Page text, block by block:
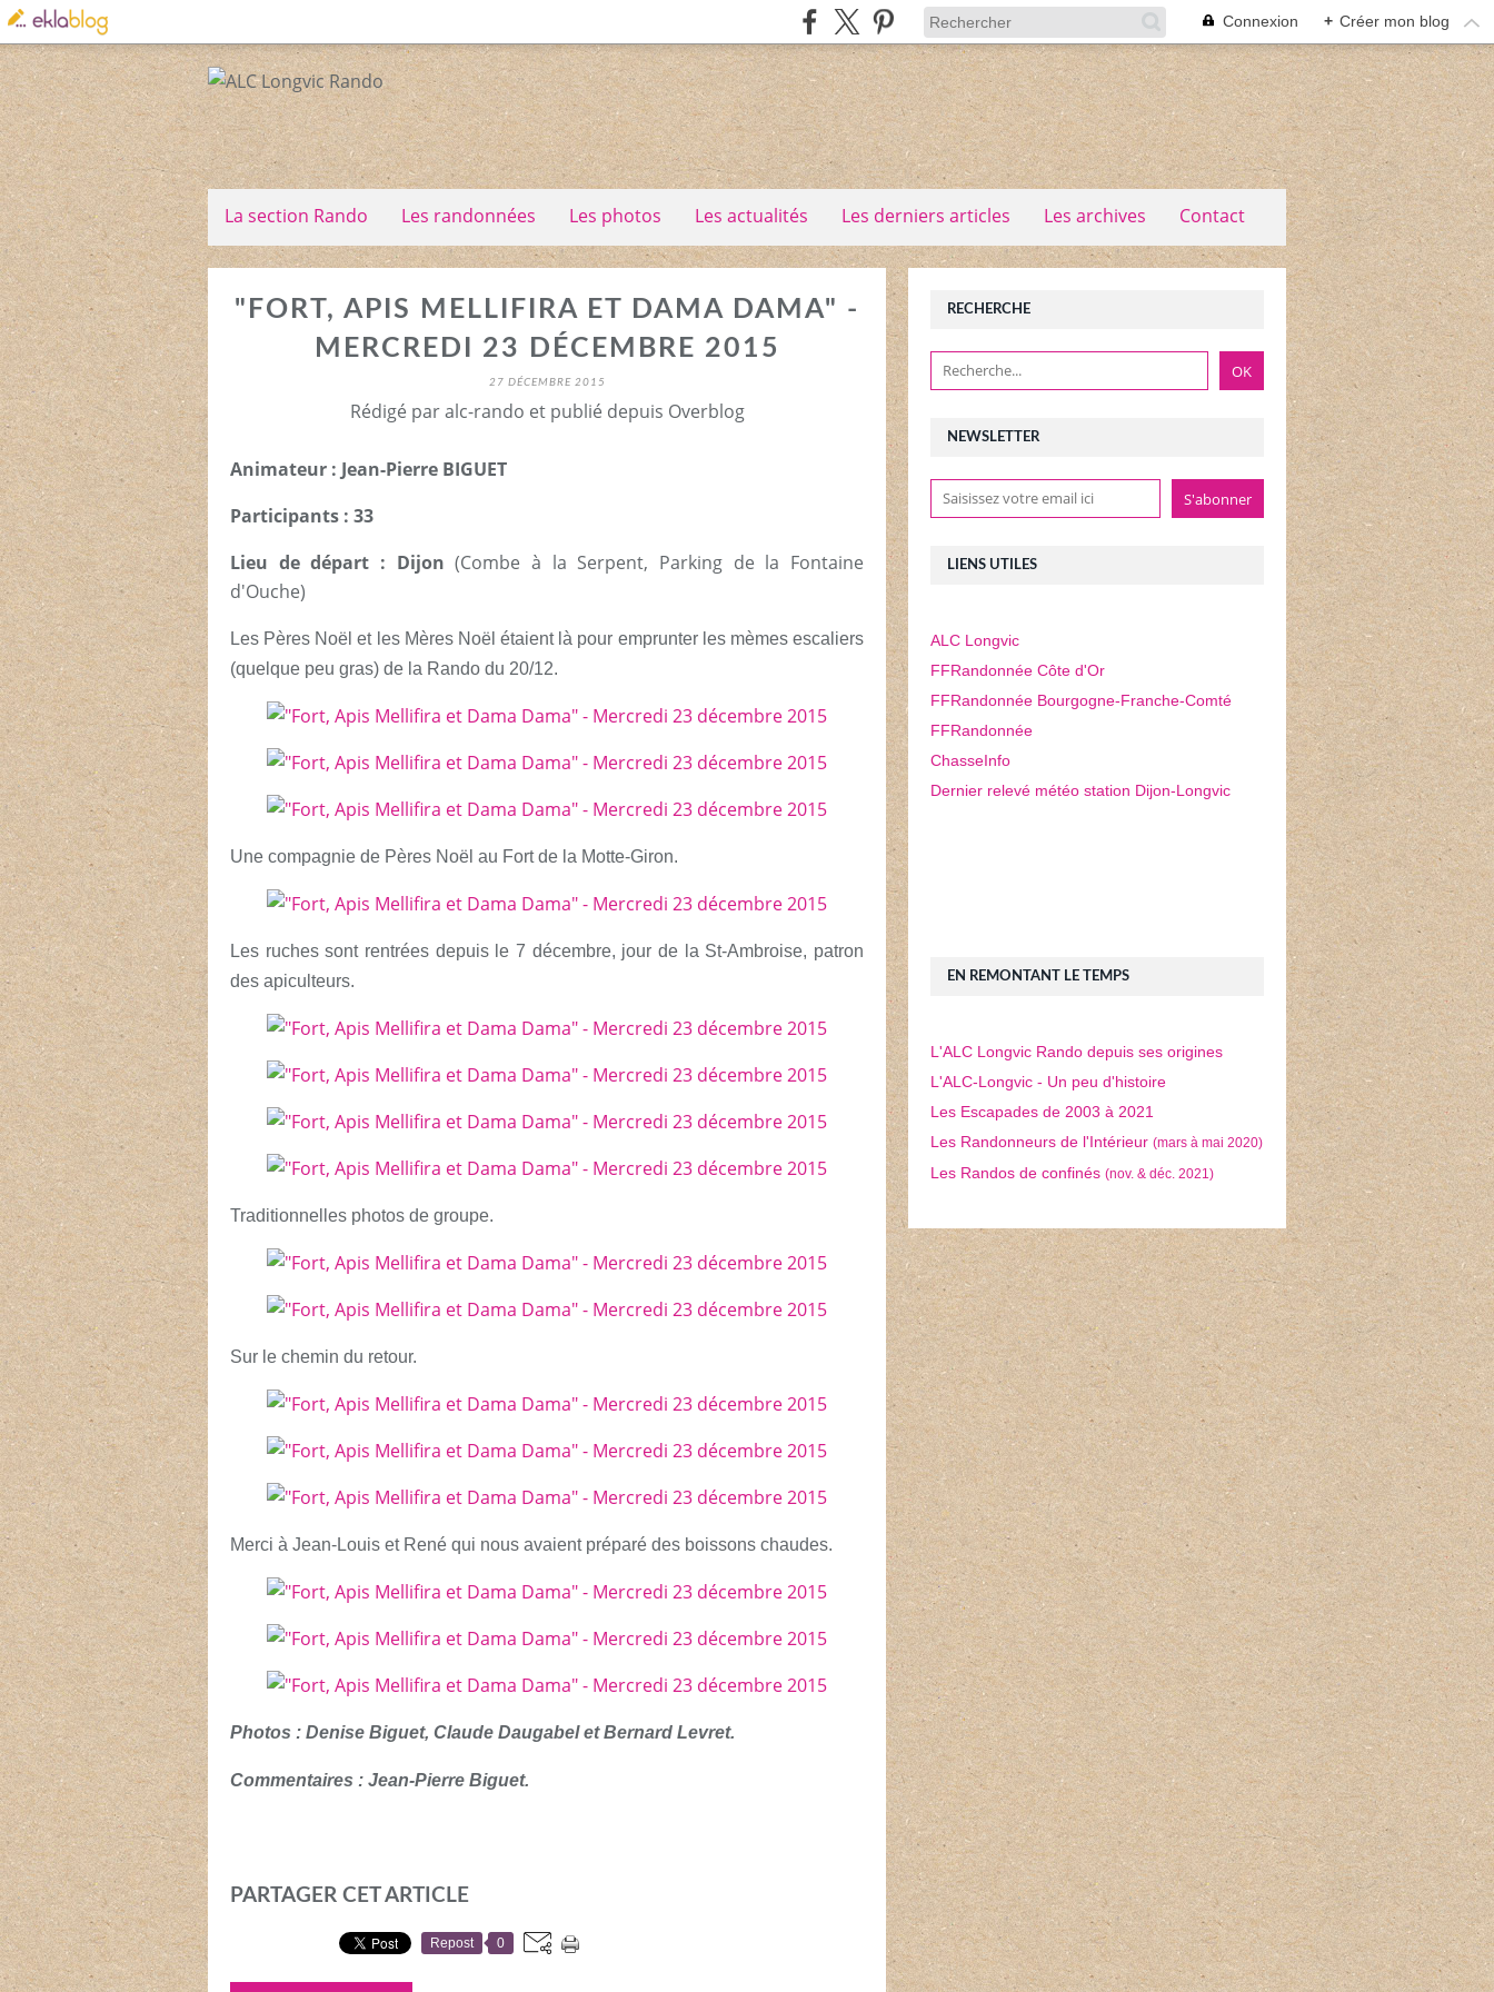
Connexion + Créer mon blog
La section Rando Les randonnées Les photos Les actualités Les derniers articles Les archives Contact
"FORT, APIS MELLIFIRA ET DAMA DAMA" -
MERCREDI 23 DÉCEMBRE 2015
27 DÉCEMBRE 2015
Rédigé par alc-rando et publié depuis Overblog
Animateur : Jean-Pierre BIGUET
Participants : 33
Lieu de départ : Dijon(Combe à la Serpent, Parking de la Fontaine
d'Ouche)
Les Pères Noël et les Mères Noël étaient là pour emprunter les mèmes escaliers
(quelque peu gras) de la Rando du 20/12.
Une compagnie de Pères Noël au Fort de la Motte-Giron.
Les ruches sont rentrées depuis le 7 décembre, jour de la St-Ambroise, patron
des apiculteurs.
Traditionnelles photos de groupe.
Sur le chemin du retour.
Merci à Jean-Louis et René qui nous avaient préparé des boissons chaudes.
Photos : Denise Biguet, Claude Daugabel et Bernard Levret.
Commentaires : Jean-Pierre Biguet.
PARTAGER CET ARTICLE
Repost 0
NEWSLETTER
RECHERCHE
LIENS UTILES
ALC Longvic
FFRandonnée Côte d'Or
FFRandonnée Bourgogne-Franche-Comté
FFRandonnée
ChasseInfo
Dernier relevé météo station Dijon-Longvic
EN REMONTANT LE TEMPS
L'ALC Longvic Rando depuis ses origines
L'ALC-Longvic - Un peu d'histoire
Les Escapades de 2003 à 2021
Les Randonneurs de l'Intérieur (mars à mai 2020)
Les Randos de confinés (nov. & déc. 2021)